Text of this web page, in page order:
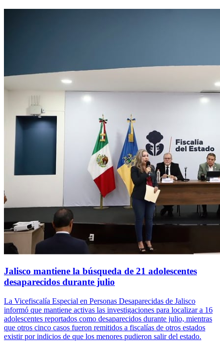
Jalisco mantiene la búsqueda de 21 adolescentes
desaparecidos durante julio
La Vicefiscalía Especial en Personas Desaparecidas de Jalisco
informó que mantiene activas las investigaciones para localizar a 16
adolescentes reportados como desaparecidos durante julio, mientras
que otros cinco casos fueron remitidos a fiscalías de otros estados
existir por indicios de que los menores pudieron salir del estado.